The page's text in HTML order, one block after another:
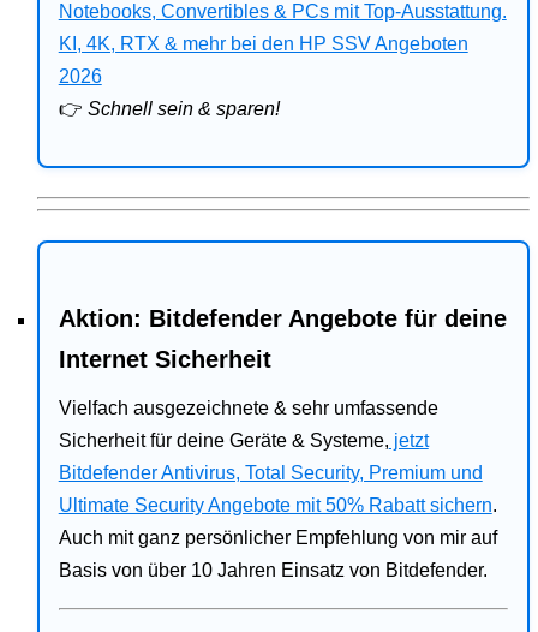
Bitdefender
Ratgeber
Notebooks, Convertibles & PCs mit Top-Ausstattung.
KI, 4K, RTX & mehr bei den HP SSV Angeboten
2026
👉 Schnell sein & sparen!
Aktion: Bitdefender Angebote für deine
Internet Sicherheit
Vielfach ausgezeichnete & sehr umfassende
Sicherheit für deine Geräte & Systeme, jetzt
Bitdefender Antivirus, Total Security, Premium und
Ultimate Security Angebote mit 50% Rabatt sichern.
Auch mit ganz persönlicher Empfehlung von mir auf
Basis von über 10 Jahren Einsatz von Bitdefender.